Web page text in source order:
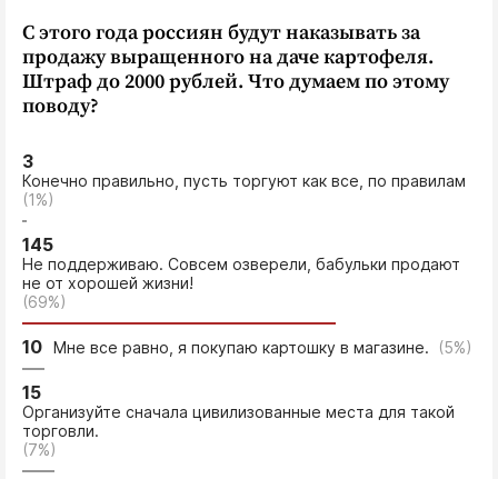
С этого года россиян будут наказывать за
продажу выращенного на даче картофеля.
Штраф до 2000 рублей. Что думаем по этому
поводу?
3
Конечно правильно, пусть торгуют как все, по правилам
(1%)
145
Не поддерживаю. Совсем озверели, бабульки продают
не от хорошей жизни!
(69%)
10 Мне все равно, я покупаю картошку в магазине. (5%)
15
Организуйте сначала цивилизованные места для такой
торговли.
(7%)